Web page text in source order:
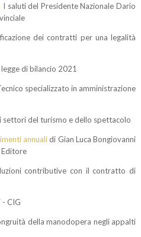
I saluti del Presidente Nazionale Dario
dei contratti per una legalità
di bilancio 2021
specializzato in amministrazione
settori del turismo e dello spettacolo
annualidi Gian Luca Bongiovanni
Editore
contributive con il contratto di
- CIG
della manodopera negli appalti